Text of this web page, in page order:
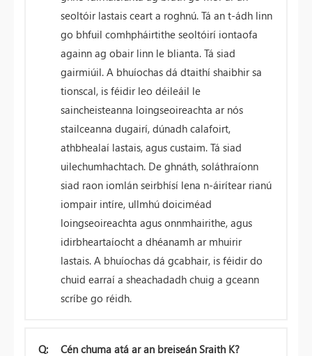
seoltóir lastais ceart a roghnú. Tá an t-ádh linn
go bhfuil comhpháirtithe seoltóirí iontaofa
againn ag obair linn le blianta. Tá siad
gairmiúil. A bhuíochas dá dtaithí shaibhir sa
tionscal, is féidir leo déileáil le
saincheisteanna loingseoireachta ar nós
stailceanna dugairí, dúnadh calafoirt,
athbhealaí lastais, agus custaim. Tá siad
uilechumhachtach. De ghnáth, soláthraíonn
siad raon iomlán seirbhísí lena n-áirítear rianú
iompair intíre, ullmhú doiciméad
loingseoireachta agus onnmhairithe, agus
idirbheartaíocht a dhéanamh ar mhuirir
lastais. A bhuíochas dá gcabhair, is féidir do
chuid earraí a sheachadadh chuig a gceann
scríbe go réidh.
Q:
Cén chuma atá ar an breiseán Sraith K?